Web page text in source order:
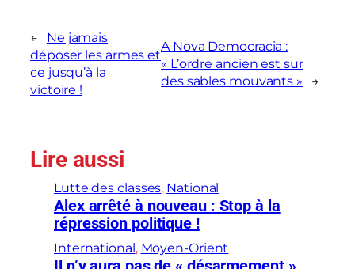
←
Ne jamais
déposer les armes et
ce jusqu’à la
victoire !
A Nova Democracia :
« L’ordre ancien est sur
des sables mouvants »
→
Lire aussi
Lutte des classes, National
Alex arrêté à nouveau : Stop à la
répression politique !
International , Moyen-Orient